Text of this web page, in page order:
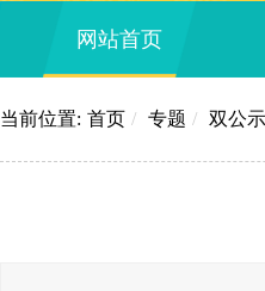
网站首页
当前位置: 首页 / 专题 / 双公示